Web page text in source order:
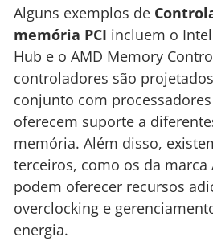
Alguns exemplos de
memória PCI incluem o
Hub e o AMD Memory
controladores são
conjunto com
oferecem suporte a
memória. Além disso,
terceiros, como os da marca
podem oferecer recursos
overclocking e
energia.